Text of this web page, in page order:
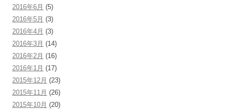
2016年6月 (5)
2016年5月 (3)
2016年4月 (3)
2016年3月 (14)
2016年2月 (16)
2016年1月 (17)
2015年12月 (23)
2015年11月 (26)
2015年10月 (20)